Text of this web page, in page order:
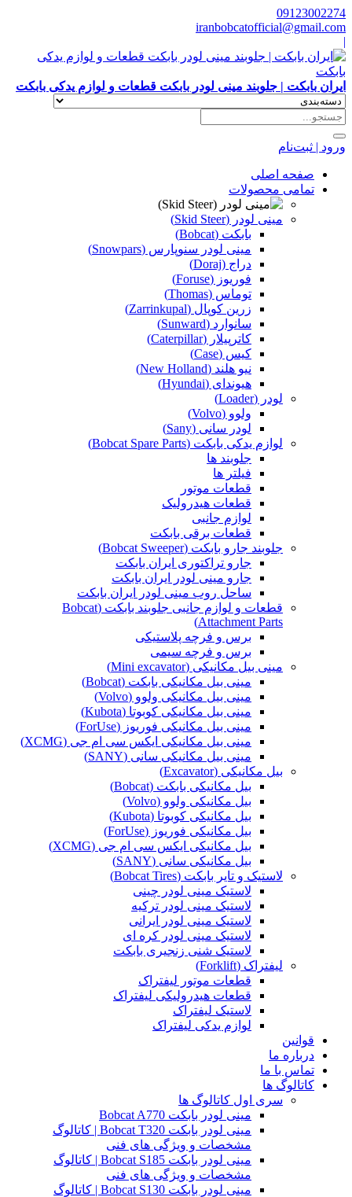
09123002274
iranbobcatofficial@gmail.com
|
ایران بابکت | جلوبند مینی لودر بابکت قطعات و لوازم یدکی بابکت
ورود | ثبت‌نام
صفحه اصلی
تمامی محصولات
مینی لودر (Skid Steer)
بابکت (Bobcat)
مینی لودر سنوپارس (Snowpars)
دراج (Doraj)
فوریوز (Foruse)
توماس (Thomas)
زرین کوپال (Zarrinkupal)
سانوارد (Sunward)
کاترپیلار (Caterpillar)
کیس (Case)
نیو هلند (New Holland)
هیوندای (Hyundai)
لودر (Loader)
ولوو (Volvo)
لودر سانی (Sany)
لوازم یدکی بابکت (Bobcat Spare Parts)
جلوبند ها
فیلتر ها
قطعات موتور
قطعات هیدرولیک
لوازم جانبی
قطعات برقی بابکت
جلوبند جارو بابکت (Bobcat Sweeper)
جارو تراکتوری ایران بابکت
جارو مینی لودر ایران بابکت
ساحل روب مینی لودر ایران بابکت
قطعات و لوازم جانبی جلوبند بابکت (Bobcat
Attachment Parts)
برس و فرچه پلاستیکی
برس و فرچه سیمی
مینی بیل مکانیکی (Mini excavator)
مینی بیل مکانیکی بابکت (Bobcat)
مینی بیل مکانیکی ولوو (Volvo)
مینی بیل مکانیکی کوبوتا (Kubota)
مینی بیل مکانیکی فوریوز (ForUse)
مینی بیل مکانیکی ایکس سی ام جی (XCMG)
مینی بیل مکانیکی سانی (SANY)
بیل مکانیکی (Excavator)
بیل مکانیکی بابکت (Bobcat)
بیل مکانیکی ولوو (Volvo)
بیل مکانیکی کوبوتا (Kubota)
بیل مکانیکی فوریوز (ForUse)
بیل مکانیکی ایکس سی ام جی (XCMG)
بیل مکانیکی سانی (SANY)
لاستیک و تایر بابکت (Bobcat Tires)
لاستیک مینی لودر چینی
لاستیک مینی لودر ترکیه
لاستیک مینی لودر ایرانی
لاستیک مینی لودر کره ای
لاستیک شنی زنجیری بابکت
لیفتراک (Forklift)
قطعات موتور لیفتراک
قطعات هیدرولیکی لیفتراک
لاستیک لیفتراک
لوازم یدکی لیفتراک
قوانین
درباره ما
تماس با ما
کاتالوگ ها
سری اول کاتالوگ ها
مینی لودر بابکت Bobcat A770
مینی لودر بابکت Bobcat T320 | کاتالوگ
مشخصات و ویژگی های فنی
مینی لودر بابکت Bobcat S185 | کاتالوگ
مشخصات و ویژگی های فنی
مینی لودر بابکت Bobcat S130 | کاتالوگ